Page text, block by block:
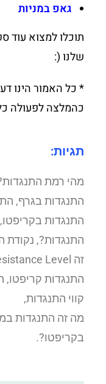
גאפ במניות
תוכלו למצוא עוד
שלנו (:
* כל האמור הינו
כהמלצה לפעולה
תגיות:
מהי רמת
התנגדות בגרף,
התנגדות
התנגדות קריפטו,
קווי התנגדות,
מה זה התנגדות
בקריפטו?.